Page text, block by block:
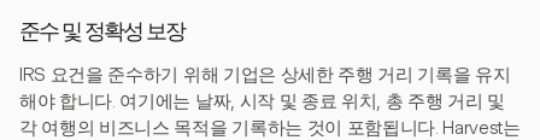
준수 및 정확성 보장
IRS 요건을 준수하기 위해 기업은 상세한 주행 거리 기록을 유지
해야 합니다. 여기에는 날짜, 시작 및 종료 위치, 총 주행 거리 및
각 여행의 비즈니스 목적을 기록하는 것이 포함됩니다. Harvest는